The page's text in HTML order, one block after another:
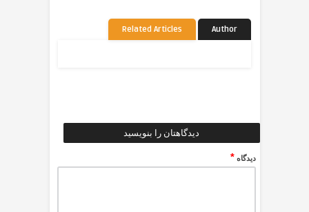
Related Articles Author
دیدگاهتان را بنویسید
دیدگاه*